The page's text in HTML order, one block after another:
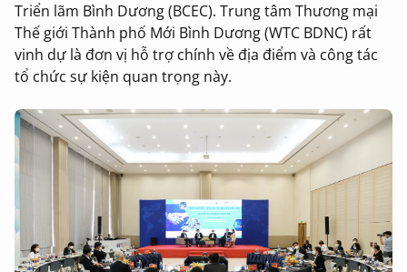
Triển lãm Bình Dương (BCEC). Trung tâm Thương mại
Thế giới Thành phố Mới Bình Dương (WTC BDNC) rất
vinh dự là đơn vị hỗ trợ chính về địa điểm và công tác
tổ chức sự kiện quan trọng này.